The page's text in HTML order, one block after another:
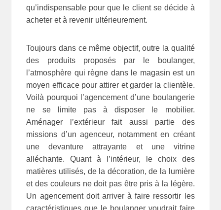
qu’indispensable pour que le client se décide à
acheter et à revenir ultérieurement.
Toujours dans ce même objectif, outre la qualité
des produits proposés par le boulanger,
l’atmosphère qui règne dans le magasin est un
moyen efficace pour attirer et garder la clientèle.
Voilà pourquoi l’agencement d’une boulangerie
ne se limite pas à disposer le mobilier.
Aménager l’extérieur fait aussi partie des
missions d’un agenceur, notamment en créant
une devanture attrayante et une vitrine
alléchante. Quant à l’intérieur, le choix des
matières utilisés, de la décoration, de la lumière
et des couleurs ne doit pas être pris à la légère.
Un agencement doit arriver à faire ressortir les
caractéristiques que le boulanger voudrait faire